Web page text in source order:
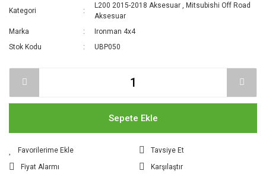
Kategori
L200 2015-2018 Aksesuar ,Mitsubishi Off Road
Aksesuar
Marka
Ironman 4x4
Stok Kodu
UBP050
Sepete Ekle
Tavsiye Et
Fiyat Alarmı
Karşılaştır